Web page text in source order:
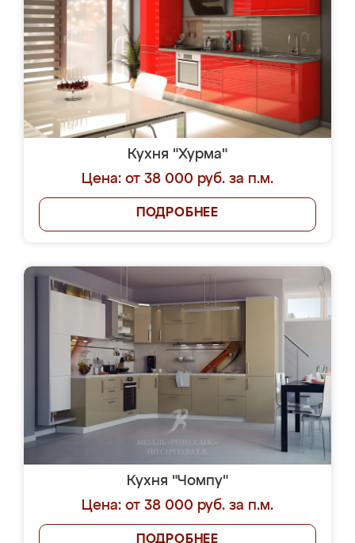
Кухня "Хурма"
Цена: от 38 000 руб. за п.м.
ПОДРОБНЕЕ
Кухня "Чомпу"
Цена: от 38 000 руб. за п.м.
ПОДРОБНЕЕ